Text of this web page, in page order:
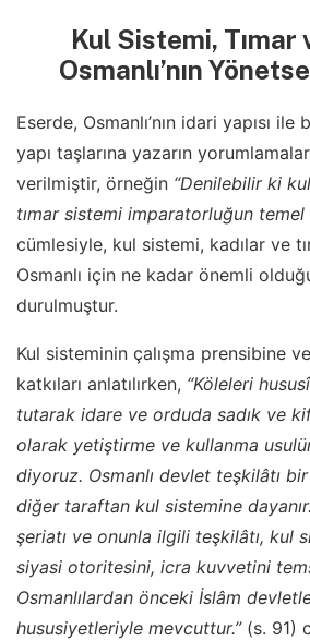
Kul Sistemi, Tımar
Osmanlı’nın
Eserde, Osmanlı’nın idari yapısı
yapı taşlarına yazarın
verilmiştir, örneğin “Denilebilir ki
tımar sistemi imparatorluğun temel
cümlesiyle, kul sistemi, kadılar ve
Osmanlı için ne kadar önemli
durulmuştur.
Kul sisteminin çalışma prensibine
katkıları anlatılırken, “Köleleri
tutarak idare ve orduda sadık ve
olarak yetiştirme ve kullanma
diyoruz. Osmanlı devlet teşkilâtı
diğer taraftan kul sistemine
şeriatı ve onunla ilgili teşkilâtı, kul
siyasi otoritesini, icra kuvvetini
Osmanlılardan önceki İslâm
hususiyetleriyle mevcuttur.”(s. 91)